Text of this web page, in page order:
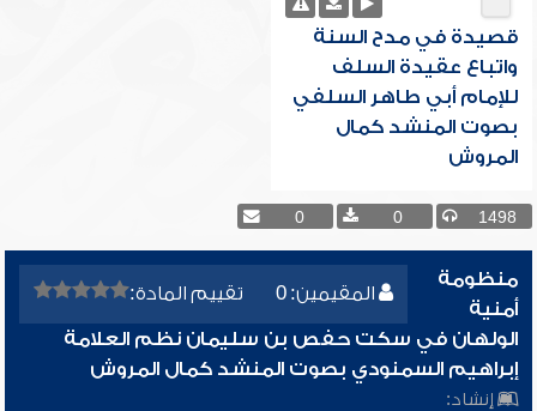
قصيدة في مدح السنة
واتباع عقيدة السلف
للإمام أبي طاهر السلفي
بصوت المنشد كمال
المروش
1498
0
0
المقيمين: 0 تقييم المادة:
منظومة
أمنية
الولهان في سكت حفص بن سليمان نظم العلامة
إبراهيم السمنودي بصوت المنشد كمال المروش
إنشاد: